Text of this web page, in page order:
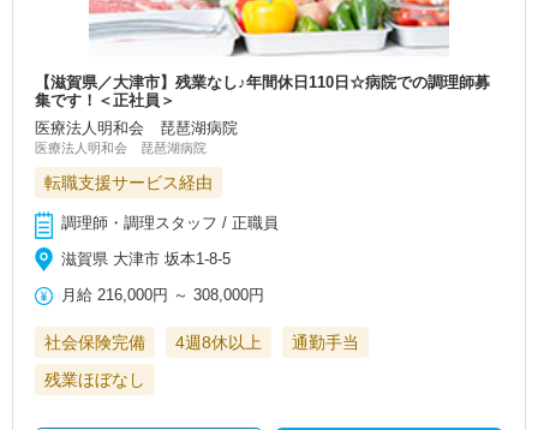
【滋賀県／大津市】残業なし♪年間休日110日☆病院での調理師募
集です！＜正社員＞
医療法人明和会 琵琶湖病院
医療法人明和会 琵琶湖病院
転職支援サービス経由
調理師・調理スタッフ / 正職員
滋賀県 大津市 坂本1-8-5
月給 216,000円 ～308,000円
社会保険完備 4週8休以上
通勤手当
残業ほぼなし